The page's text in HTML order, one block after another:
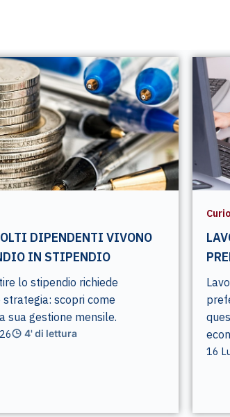
DIPENDENTI VIVONO
IN STIPENDIO
lo stipendio richiede
scopri come
sua gestione mensile.
4' di lettura
16